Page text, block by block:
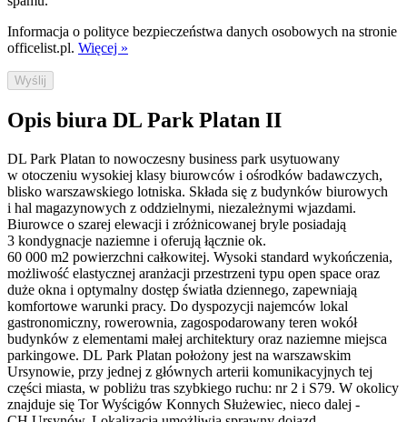
Informacja o polityce bezpieczeństwa danych osobowych na stronie
officelist.pl. Więcej »
Wyślij
Opis biura DL Park Platan II
DL Park Platan to nowoczesny business park usytuowany
w otoczeniu wysokiej klasy biurowców i ośrodków badawczych,
blisko warszawskiego lotniska. Składa się z budynków biurowych
i hal magazynowych z oddzielnymi, niezależnymi wjazdami.
Biurowce o szarej elewacji i zróżnicowanej bryle posiadają
3 kondygnacje naziemne i oferują łącznie ok.
60 000 m2 powierzchni całkowitej. Wysoki standard wykończenia,
możliwość elastycznej aranżacji przestrzeni typu open space oraz
duże okna i optymalny dostęp światła dziennego, zapewniają
komfortowe warunki pracy. Do dyspozycji najemców lokal
gastronomiczny, rowerownia, zagospodarowany teren wokół
budynków z elementami małej architektury oraz naziemne miejsca
parkingowe. DL Park Platan położony jest na warszawskim
Ursynowie, przy jednej z głównych arterii komunikacyjnych tej
części miasta, w pobliżu tras szybkiego ruchu: nr 2 i S79. W okolicy
znajduje się Tor Wyścigów Konnych Służewiec, nieco dalej -